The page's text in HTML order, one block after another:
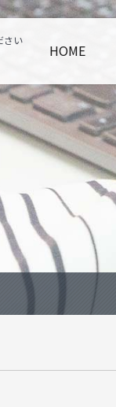
さい
HOME